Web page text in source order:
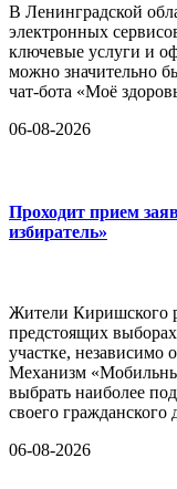
В Ленинградской
электронных
ключевые услуги и
можно значительно
чат-бота «Моё
06-08-2026
Проходит прием
избиратель»
Жители Киришского
предстоящих
участке, независимо
Механизм
выбрать наиболее
своего гражданского
06-08-2026